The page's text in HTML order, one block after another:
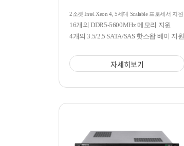
2소켓 Intel Xeon 4, 5세대 Scalable 프로세서 지원
16개의 DDR5-5600MHz 메모리 지원
4개의 3.5/2.5 SATA/SAS 핫스왑 베이 지원
자세히보기